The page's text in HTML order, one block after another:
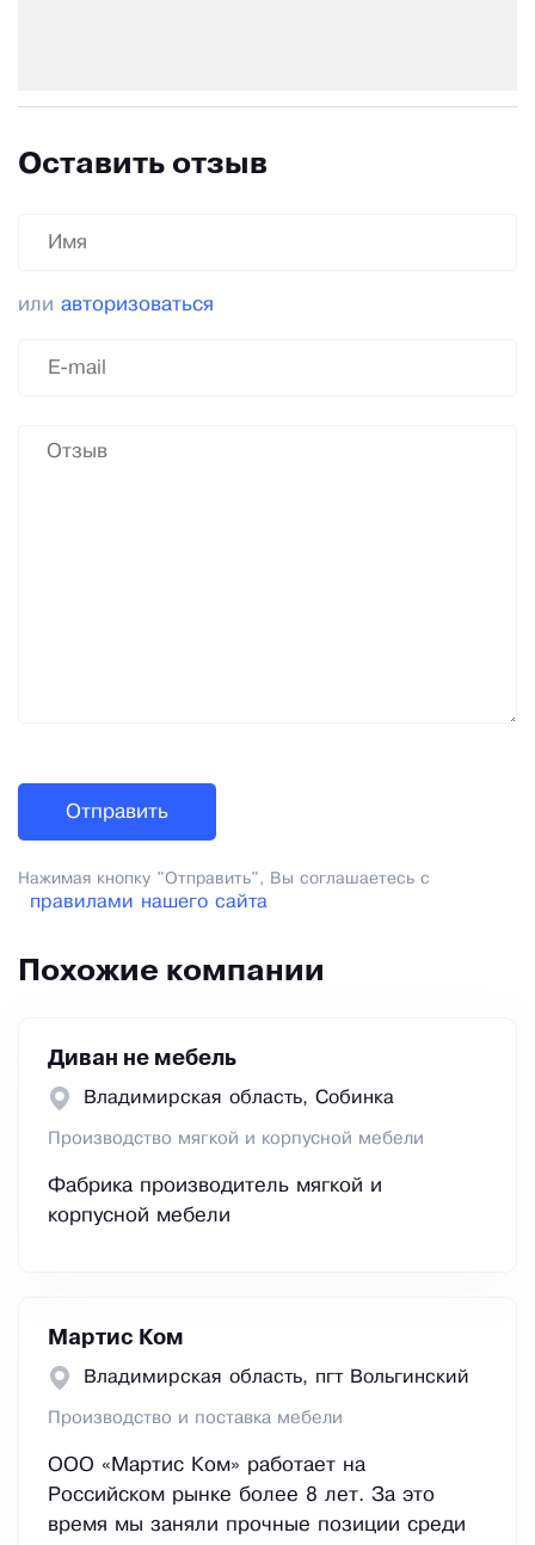
Оставить отзыв
или авторизоваться
Нажимая кнопку "Отправить", Вы соглашаетесь с
правилами нашего сайта
Похожие компании
Диван не мебель
Владимирская область, Собинка
Производство мягкой и корпусной мебели
Фабрика производитель мягкой и
корпусной мебели
Мартис Ком
Владимирская область, пгт Вольгинский
Производство и поставка мебели
ООО «Мартис Ком» работает на
Российском рынке более 8 лет. За это
время мы заняли прочные позиции среди